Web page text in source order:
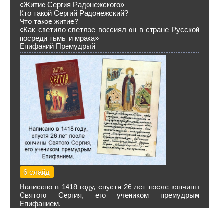
«Житие Сергия Радонежского»
Кто такой Сергий Радонежский?
Что такое житие?
«Как светило светлое воссиял он в стране Русской
посреди тьмы и мрака»
Епифаний Премудрый
6 слайд
Написано в 1418 году, спустя 26 лет после кончины
Святого Сергия, его учеником премудрым
Епифанием.